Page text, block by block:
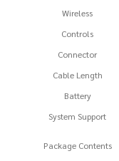
Wireless
Controls
Connector
Cable Length
Battery
System Support
Package Contents